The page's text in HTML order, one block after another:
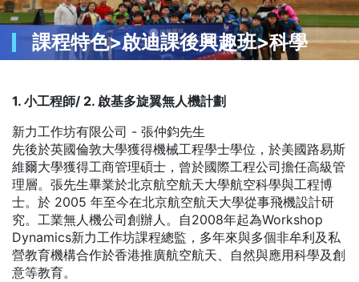
課程特色>啟迪課後興趣班>科學
1. 小工程師/ 2. 啟基多旋翼無人機計劃
新力工作坊有限公司 - 張仲鈞先生
先後於英國倫敦大學獲得機械工程學士學位，於美國路易斯
維爾大學獲得工商管理碩士，曾於國際工程公司擔任高級管
理層。張先生畢業於北京航空航天大學航空科學與工程博
士。於 2005 年至今在北京航空航天大學從事飛機設計研
究。工業無人機公司創辦人。自2008年起為Workshop
Dynamics新力工作坊課程總監，多年來與多個非牟利及私
營教育機構合作於香港推廣航空航天、自然與應用科學及創
意等教育。